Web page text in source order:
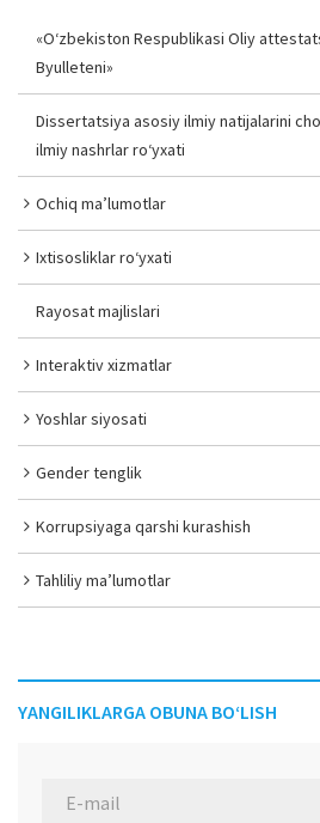
«O‘zbekiston Respublikasi Oliy
Byulleteni»
Dissertatsiya asosiy ilmiy natijalarini
ilmiy nashrlar ro‘yxati
Ochiq ma’lumotlar
Ixtisosliklar ro‘yxati
Rayosat majlislari
Interaktiv xizmatlar
Yoshlar siyosati
Gender tenglik
Korrupsiyaga qarshi kurashish
Tahliliy ma’lumotlar
YANGILIKLARGA OBUNA BO‘LISH